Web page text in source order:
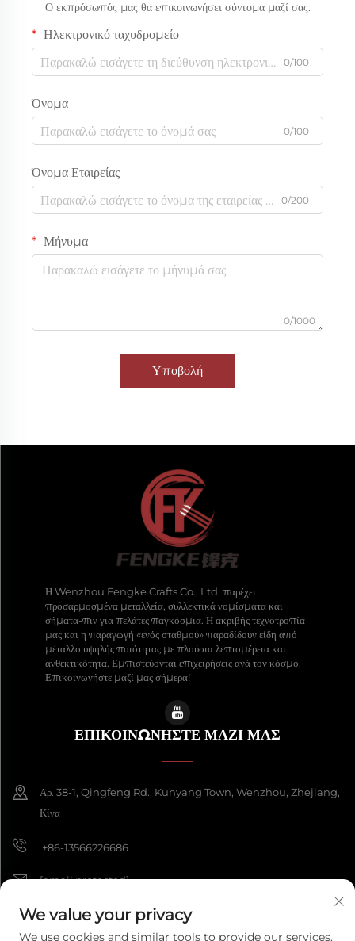
Ο εκπρόσωπός μας θα επικοινωνήσει σύντομα μαζί σας.
Ηλεκτρονικό ταχυδρομείο
0/100
Όνομα
0/100
Όνομα Εταιρείας
0/200
Μήνυμα
0/1000
Υποβολή
Η Wenzhou Fengke Crafts Co., Ltd. παρέχει
προσαρμοσμένα μεταλλεία, συλλεκτικά νομίσματα και
σήματα-πιν για πελάτες παγκόσμια. Η ακριβής τεχνοτροπία
μας και η παραγωγή «ενός σταθμού» παραδίδουν είδη από
μέταλλο υψηλής ποιότητας με πλούσια λεπτομέρεια και
ανθεκτικότητα. Εμπιστεύονται επιχειρήσεις ανά τον κόσμο.
Επικοινωνήστε μαζί μας σήμερα!
ΕΠΙΚΟΙΝΩΝΉΣΤΕ ΜΑΖΊ ΜΑΣ
Αρ. 38-1, Qingfeng Rd., Kunyang Town, Wenzhou, Zhejiang,
Κίνα
+86-13566226686
[email protected]
We value your privacy
We use cookies and similar tools to provide our services.